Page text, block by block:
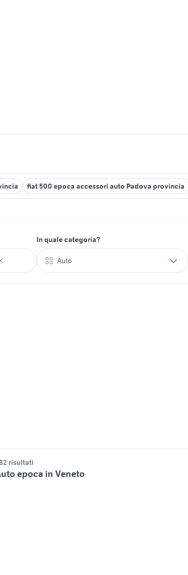
fiat 500 epoca accessori auto Padova provincia
In quale categoria?
Auto
risultati
epoca in Veneto